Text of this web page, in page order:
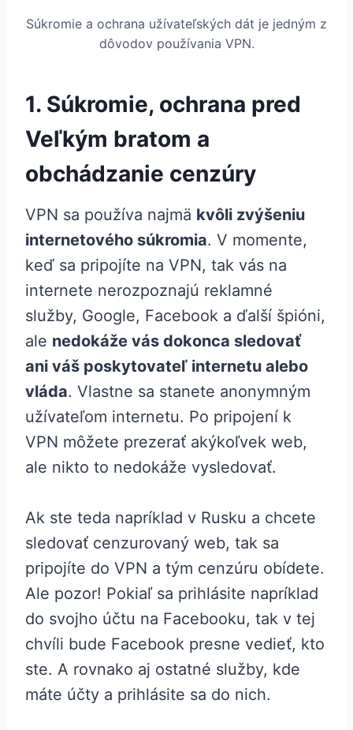
Súkromie a ochrana užívateľských dát je jedným z
dôvodov používania VPN.
1. Súkromie, ochrana pred
Veľkým bratom a
obchádzanie cenzúry
VPN sa používa najmä kvôli zvýšeniu
internetového súkromia. V momente,
keď sa pripojíte na VPN, tak vás na
internete nerozpoznajú reklamné
služby, Google, Facebook a ďalší špióni,
ale nedokáže vás dokonca sledovať
ani váš poskytovateľ internetu alebo
vláda. Vlastne sa stanete anonymným
užívateľom internetu. Po pripojení k
VPN môžete prezerať akýkoľvek web,
ale nikto to nedokáže vysledovať.
Ak ste teda napríklad v Rusku a chcete
sledovať cenzurovaný web, tak sa
pripojíte do VPN a tým cenzúru obídete.
Ale pozor! Pokiaľ sa prihlásite napríklad
do svojho účtu na Facebooku, tak v tej
chvíli bude Facebook presne vedieť, kto
ste. A rovnako aj ostatné služby, kde
máte účty a prihlásite sa do nich.